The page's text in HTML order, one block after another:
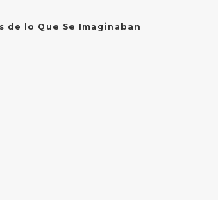
de lo Que Se Imaginaban